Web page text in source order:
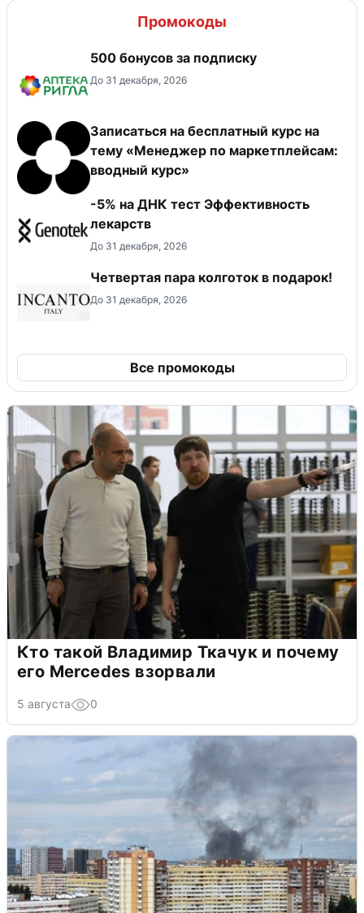
Промокоды
500 бонусов за подписку
До 31 декабря, 2026
Записаться на бесплатный курс на
тему «Менеджер по маркетплейсам:
вводный курс»
-5% на ДНК тест Эффективность
лекарств
До 31 декабря, 2026
Четвертая пара колготок в подарок!
До 31 декабря, 2026
Все промокоды
Кто такой Владимир Ткачук и почему
его Mercedes взорвали
5 августа 0